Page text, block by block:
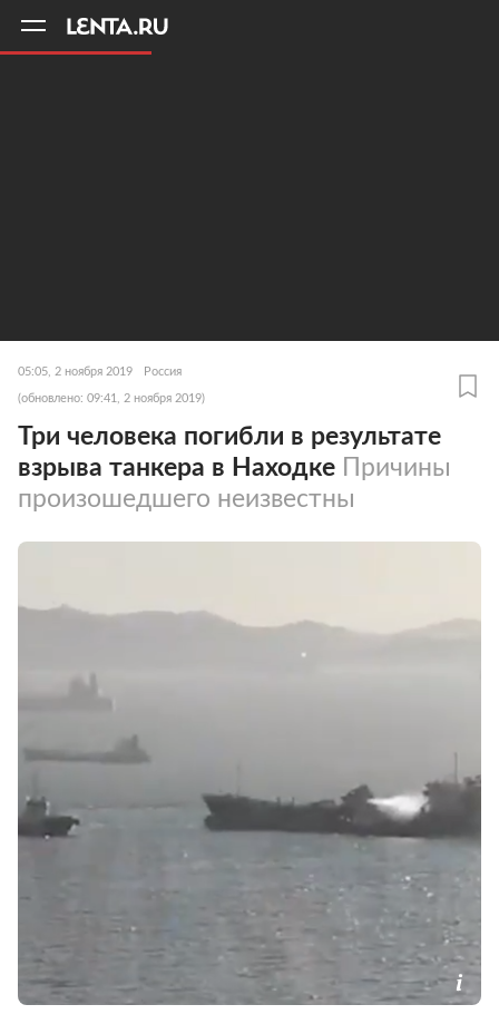
05:05, 2 ноября 2019 Россия
(обновлено: 09:41, 2 ноября 2019)
Три человека погибли в результате
взрыва танкера в Находке Причины
произошедшего неизвестны